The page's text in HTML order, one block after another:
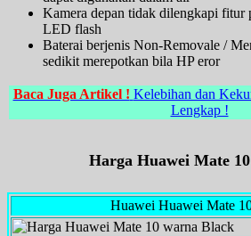
Kamera depan tidak dilengkapi fitur
LED flash
Baterai berjenis Non-Removale /
sedikit merepotkan bila HP eror
Baca Juga Artikel ! Kelebihan dan
Lengkap !
Harga Huawei Mate
Huawei Huawei Mate